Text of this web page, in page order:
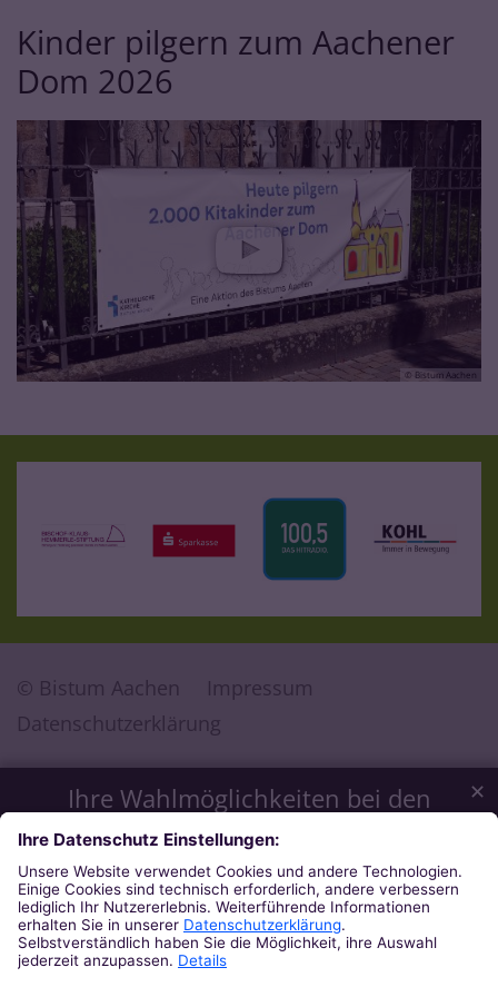
Ihre Wahlmöglichkeiten bei den
Einstellungen zum Datenschutz
Wir möchten Ihnen ein optimales Webseiten-Erlebnis bieten.
Dazu verwenden wir Cookies, die für das Funktionieren
unserer Website notwendig sind. Mit Ihrer Zustimmung
verwenden wir auch Cookies und andere Technologien, die
zur Anzeige externer Inhalte (Videos über Youtube, Audios
über Soundcloud, Karten über MapTiler ...) oder zu
✕
Kinder pilgern zum Aachener
Dom 2026
© Bistum Aachen
© Bistum Aachen
Impressum
Datenschutzerklärung